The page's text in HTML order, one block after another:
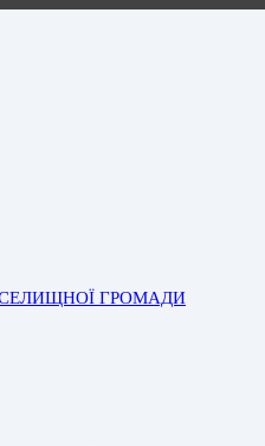
СЕЛИЩНОЇ ГРОМАДИ